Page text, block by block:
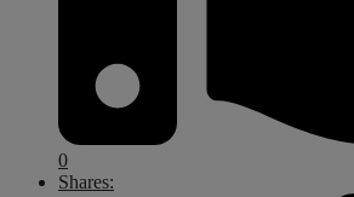
0
Shares: